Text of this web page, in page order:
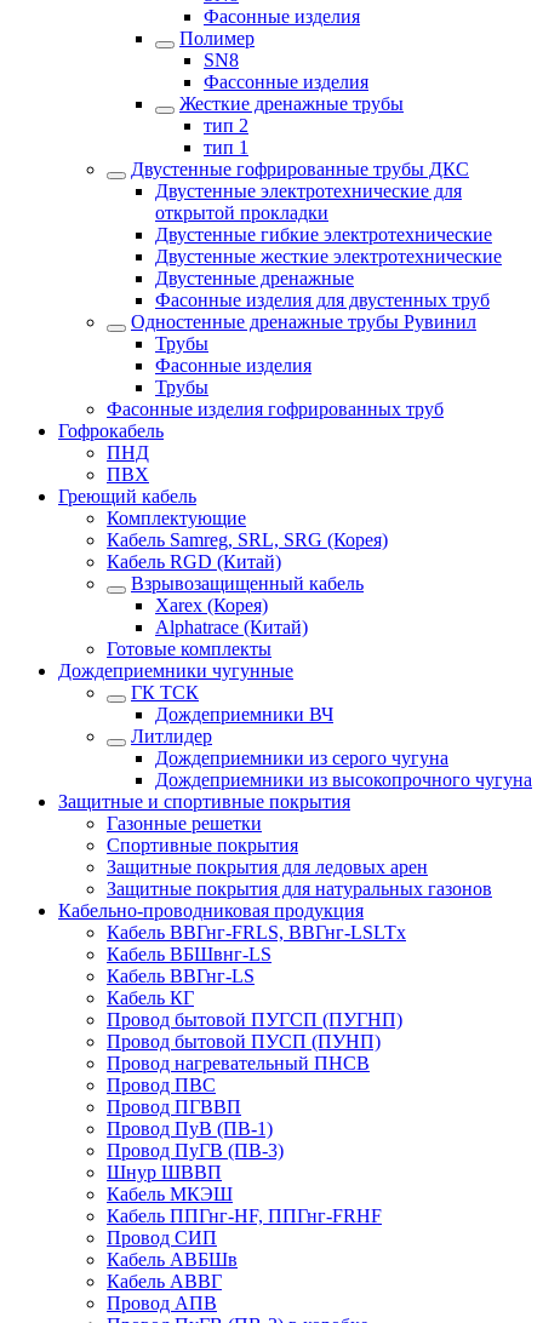
Фасонные изделия
Полимер
SN8
Фассонные изделия
Жесткие дренажные трубы
тип 2
тип 1
Двустенные гофрированные трубы ДКС
Двустенные электротехнические для
открытой прокладки
Двустенные гибкие электротехнические
Двустенные жесткие электротехнические
Двустенные дренажные
Фасонные изделия для двустенных труб
Одностенные дренажные трубы Рувинил
Трубы
Фасонные изделия
Трубы
Фасонные изделия гофрированных труб
Гофрокабель
ПНД
ПВХ
Греющий кабель
Комплектующие
Кабель Samreg, SRL, SRG (Корея)
Кабель RGD (Китай)
Взрывозащищенный кабель
Xarex (Корея)
Alphatrace (Китай)
Готовые комплекты
Дождеприемники чугунные
ГК ТСК
Дождеприемники ВЧ
Литлидер
Дождеприемники из серого чугуна
Дождеприемники из высокопрочного чугуна
Защитные и спортивные покрытия
Газонные решетки
Спортивные покрытия
Защитные покрытия для ледовых арен
Защитные покрытия для натуральных газонов
Кабельно-проводниковая продукция
Кабель ВВГнг-FRLS, ВВГнг-LSLTx
Кабель ВБШвнг-LS
Кабель ВВГнг-LS
Кабель КГ
Провод бытовой ПУГСП (ПУГНП)
Провод бытовой ПУСП (ПУНП)
Провод нагревательный ПНСВ
Провод ПВС
Провод ПГВВП
Провод ПуВ (ПВ-1)
Провод ПуГВ (ПВ-3)
Шнур ШВВП
Кабель МКЭШ
Кабель ППГнг-HF, ППГнг-FRHF
Провод СИП
Кабель АВБШв
Кабель АВВГ
Провод АПВ